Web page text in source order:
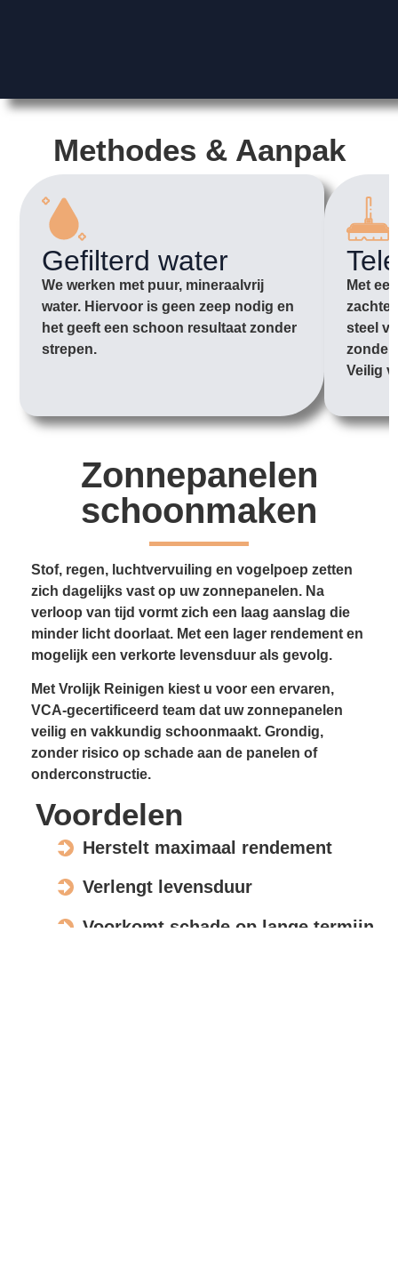
Methodes & Aanpak
Gefilterd water
We werken met puur, mineraalvrij
water. Hiervoor is geen zeep nodig en
het geeft een schoon resultaat zonder
strepen.
Met
zachte
steel
zonder
Veilig
Zonnepanelen
schoonmaken
Stof, regen, luchtvervuiling en vogelpoep zetten
zich dagelijks vast op uw zonnepanelen. Na
verloop van tijd vormt zich een laag aanslag die
minder licht doorlaat. Met een lager rendement en
mogelijk een verkorte levensduur als gevolg.
Met Vrolijk Reinigen kiest u voor een ervaren,
VCA-gecertificeerd team dat uw zonnepanelen
veilig en vakkundig schoonmaakt. Grondig,
zonder risico op schade aan de panelen of
onderconstructie.
Voordelen
Herstelt maximaal rendement
Verlengt levensduur
Voorkomt schade op lange termijn